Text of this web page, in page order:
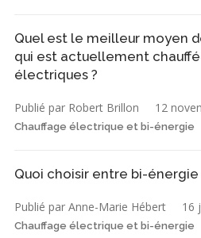
Quel est le meilleur moyen
qui est actuellement
électriques ?
Publié par Robert Brillon 12
Chauffage électrique et bi-énergie
Quoi choisir entre bi-
Publié par Anne-Marie Hébert 16
Chauffage électrique et bi-énergie